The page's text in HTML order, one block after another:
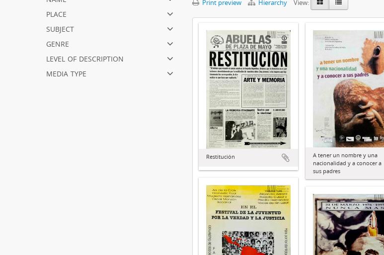
place
subject
genre
level of description
media type
Print preview Hierarchy View:
Restitución
A tener un nombre y una
nacionalidad y a conocer a
sus padres